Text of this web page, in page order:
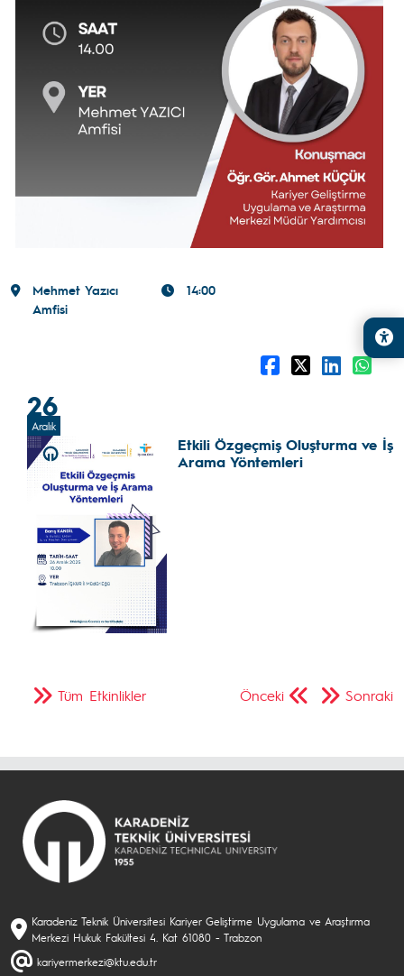
Mehmet Yazıcı
Amfisi
14:00
26
Aralık
Etkili Özgeçmiş Oluşturma ve İş
Arama Yöntemleri
Önceki Sonraki
Tüm Etkinlikler
Karadeniz Teknik Üniversitesi Kariyer Geliştirme Uygulama ve Araştırma
Merkezi Hukuk Fakültesi 4. Kat 61080 - Trabzon
kariyermerkezi@ktu.edu.tr